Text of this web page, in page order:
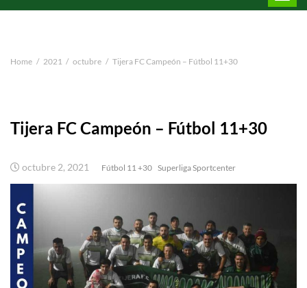
Home 2021 octubre Tijera FC Campeón – Fútbol 11+30
Tijera FC Campeón – Fútbol 11+30
octubre 2, 2021 Fútbol 11 +30 Superliga Sportcenter